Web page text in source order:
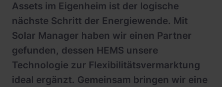
Assets im Eigenheim ist der logische
nächste Schritt der Energiewende. Mit
Solar Manager haben wir einen Partner
gefunden, dessen HEMS unsere
Technologie zur Flexibilitätsvermarktung
ideal ergänzt. Gemeinsam bringen wir eine